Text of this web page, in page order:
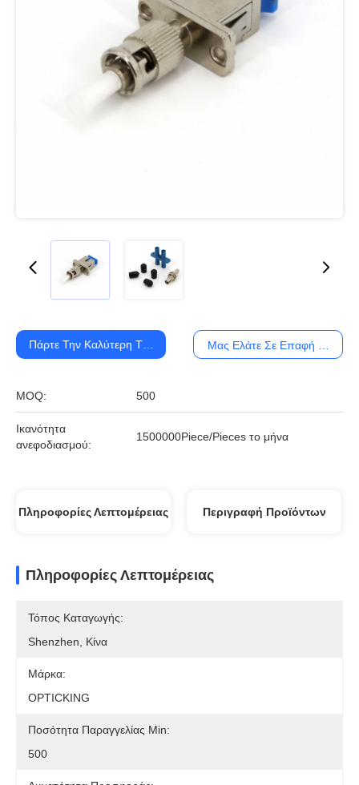
MOQ: 500
Ικανότητα
ανεφοδιασμού:
1500000Piece/Pieces το μήνα
Πάρτε Την Καλύτερη Τιμή Μας Ελάτε Σε Επαφή Με
Πληροφορίες Λεπτομέρειας Περιγραφή Προϊόντων
Πληροφορίες Λεπτομέρειας
Τόπος Καταγωγής:
Shenzhen, Κίνα
Μάρκα:
OPTICKING
Ποσότητα Παραγγελίας Min:
500